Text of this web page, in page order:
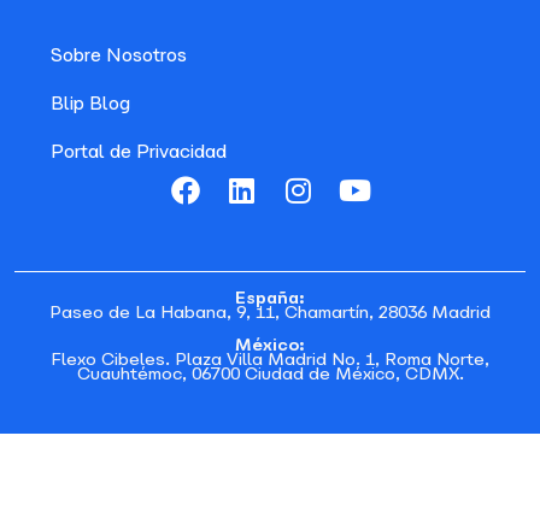
Sobre Nosotros
Blip Blog
Portal de Privacidad
España:
Paseo de La Habana, 9, 11, Chamartín, 28036 Madrid
México:
Flexo Cibeles. Plaza Villa Madrid No. 1, Roma Norte,
Cuauhtémoc, 06700 Ciudad de México, CDMX.